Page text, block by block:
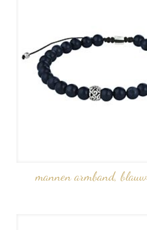
mannen armband,